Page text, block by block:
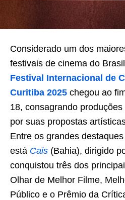
Considerado um dos
festivais de cinema do
Festival Internacional de
Curitiba 2025 chegou ao
18, consagrando
por suas propostas
Entre os grandes
está Cais (Bahia), dirigido
conquistou três dos
Olhar de Melhor Filme,
Público e o Prêmio da